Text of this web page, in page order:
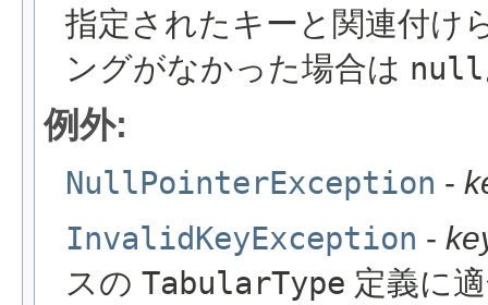
指定されたキーと関連付け
ングがなかった場合は null
例外:
NullPointerException -
InvalidKeyException -
スの TabularType 定義に